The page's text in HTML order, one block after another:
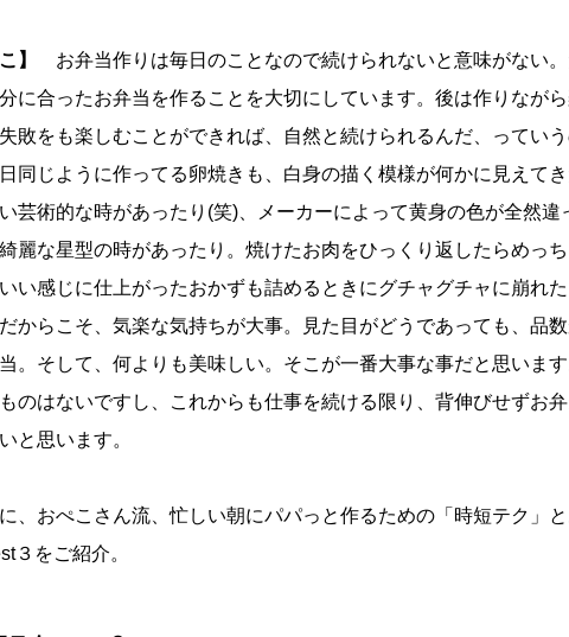
】
お弁当作りは毎日のことなので続けられないと意味がない
に合ったお弁当を作ることを大切にしています。後は作りなが
敗をも楽しむことができれば、自然と続けられるんだ、ってい
同じように作ってる卵焼きも、白身の描く模様が何かに見えて
芸術的な時があったり(笑)、メーカーによって黄身の色が全然違
麗な星型の時があったり。焼けたお肉をひっくり返したらめっ
い感じに仕上がったおかずも詰めるときにグチャグチャに崩れ
からこそ、気楽な気持ちが大事。見た目がどうであっても、品
。そして、何よりも美味しい。そこが一番大事な事だと思いま
のはないですし、これからも仕事を続ける限り、背伸びせずお
と思います。
、おぺこさん流、忙しい朝にパパっと作るための「時短テク」と
３をご紹介。